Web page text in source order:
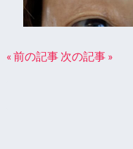
« 前の記事 次の記事 »